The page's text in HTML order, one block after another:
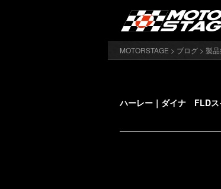
MOTORSTAGE > ブログ > 製
ハーレー｜ダイナ FLDス